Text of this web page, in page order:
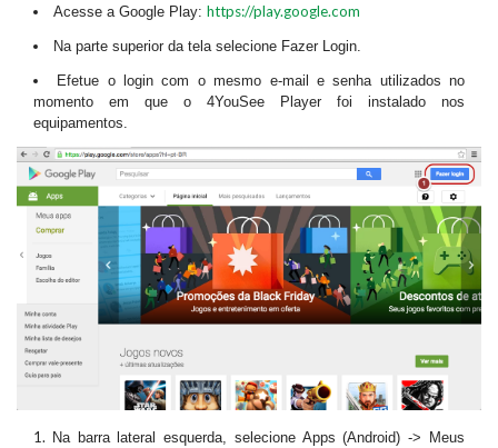
Acesse a Google Play: https://play.google.com
Na parte superior da tela selecione Fazer Login.
Efetue o login com o mesmo e-mail e senha utilizados no
momento em que o 4YouSee Player foi instalado nos
equipamentos.
Na barra lateral esquerda, selecione Apps (Android) -> Meus